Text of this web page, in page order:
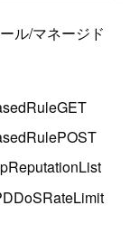
ル/マネージド